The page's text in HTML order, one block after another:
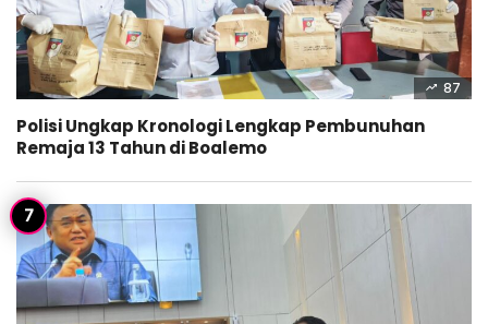
87
Polisi Ungkap Kronologi Lengkap Pembunuhan
Remaja 13 Tahun di Boalemo